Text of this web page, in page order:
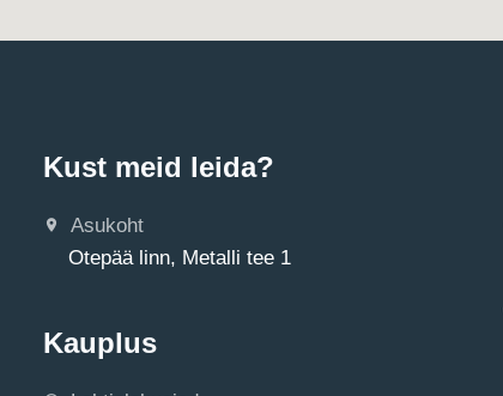
Kust meid leida?
Asukoht
Otepää linn, Metalli tee 1
Kauplus